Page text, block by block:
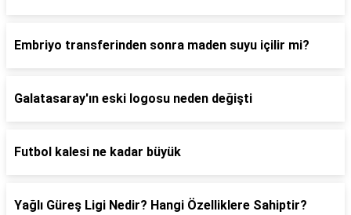
Embriyo transferinden sonra maden suyu içilir mi?
Galatasaray'ın eski logosu neden değişti
Futbol kalesi ne kadar büyük
Yağlı Güreş Ligi Nedir? Hangi Özelliklere Sahiptir?